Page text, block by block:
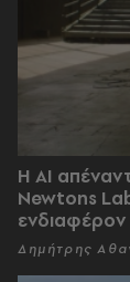
Η AI
Newtons
ενδιαφέρον
Δημήτρης